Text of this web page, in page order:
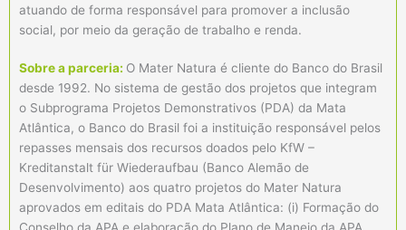
atuando de forma responsável para promover a inclusão
social, por meio da geração de trabalho e renda.
Sobre a parceria: O Mater Natura é cliente do Banco do Brasil
desde 1992. No sistema de gestão dos projetos que integram
o Subprograma Projetos Demonstrativos (PDA) da Mata
Atlântica, o Banco do Brasil foi a instituição responsável pelos
repasses mensais dos recursos doados pelo KfW –
Kreditanstalt für Wiederaufbau (Banco Alemão de
Desenvolvimento) aos quatro projetos do Mater Natura
aprovados em editais do PDA Mata Atlântica: (i) Formação do
Conselho da APA e elaboração do Plano de Manejo da APA